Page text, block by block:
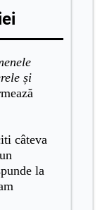
și
câteva
la